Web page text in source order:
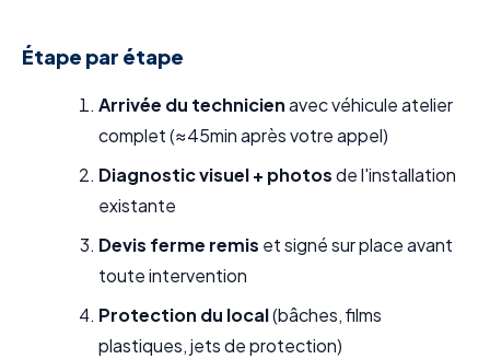
Étape par étape
Arrivée du technicienavec véhicule atelier
complet (≈45min après votre appel)
Diagnostic visuel + photosde l'installation
existante
Devis ferme remis et signé sur place avant
toute intervention
Protection du local(bâches, films
plastiques, jets de protection)